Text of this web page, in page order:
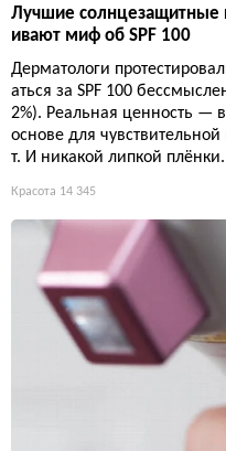
Лучшие солнцезащитные
ивают миф об SPF 100
Дерматологи
аться за SPF 100
2%). Реальная ценность —
основе для
т. И никакой липкой плёнки.
Красота 14 345